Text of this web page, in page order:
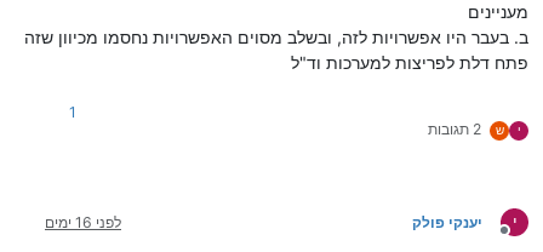
מעניינים
ב. בעבר היו אפשרויות לזה, ובשלב מסוים האפשרויות נחסמו מכיוון שזה
פתח דלת לפריצות למערכות וד"ל
י ש 2 תגובות
1
י
מנותק
יענקי פולק לפני 16 ימים